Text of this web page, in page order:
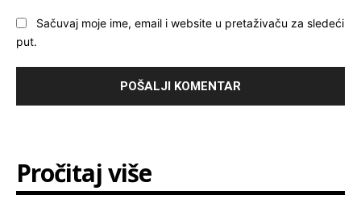
Sačuvaj moje ime, email i website u pretaživaču za sledeći
put.
Pročitaj više